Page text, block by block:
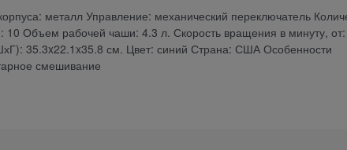
металл Управление: механический переключатель
10 Объем рабочей чаши: 4.3 л. Скорость вращения в минуту,
35.3x22.1x35.8 см. Цвет: синий Страна: США Особенности
смешивание